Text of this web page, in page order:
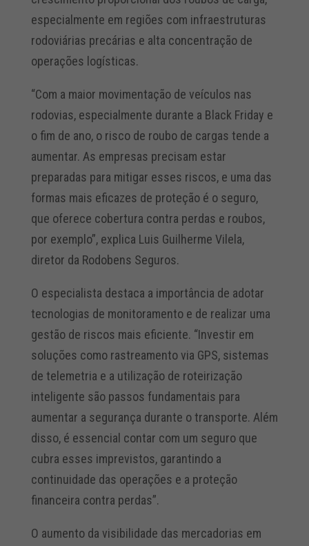
especialmente em regiões com infraestruturas
rodoviárias precárias e alta concentração de
operações logísticas.
“Com a maior movimentação de veículos nas
rodovias, especialmente durante a Black Friday e
o fim de ano, o risco de roubo de cargas tende a
aumentar. As empresas precisam estar
preparadas para mitigar esses riscos, e uma das
formas mais eficazes de proteção é o seguro,
que oferece cobertura contra perdas e roubos,
por exemplo”, explica Luis Guilherme Vilela,
diretor da Rodobens Seguros.
O especialista destaca a importância de adotar
tecnologias de monitoramento e de realizar uma
gestão de riscos mais eficiente. “Investir em
soluções como rastreamento via GPS, sistemas
de telemetria e a utilização de roteirização
inteligente são passos fundamentais para
aumentar a segurança durante o transporte. Além
disso, é essencial contar com um seguro que
cubra esses imprevistos, garantindo a
continuidade das operações e a proteção
financeira contra perdas”.
O aumento da visibilidade das mercadorias em